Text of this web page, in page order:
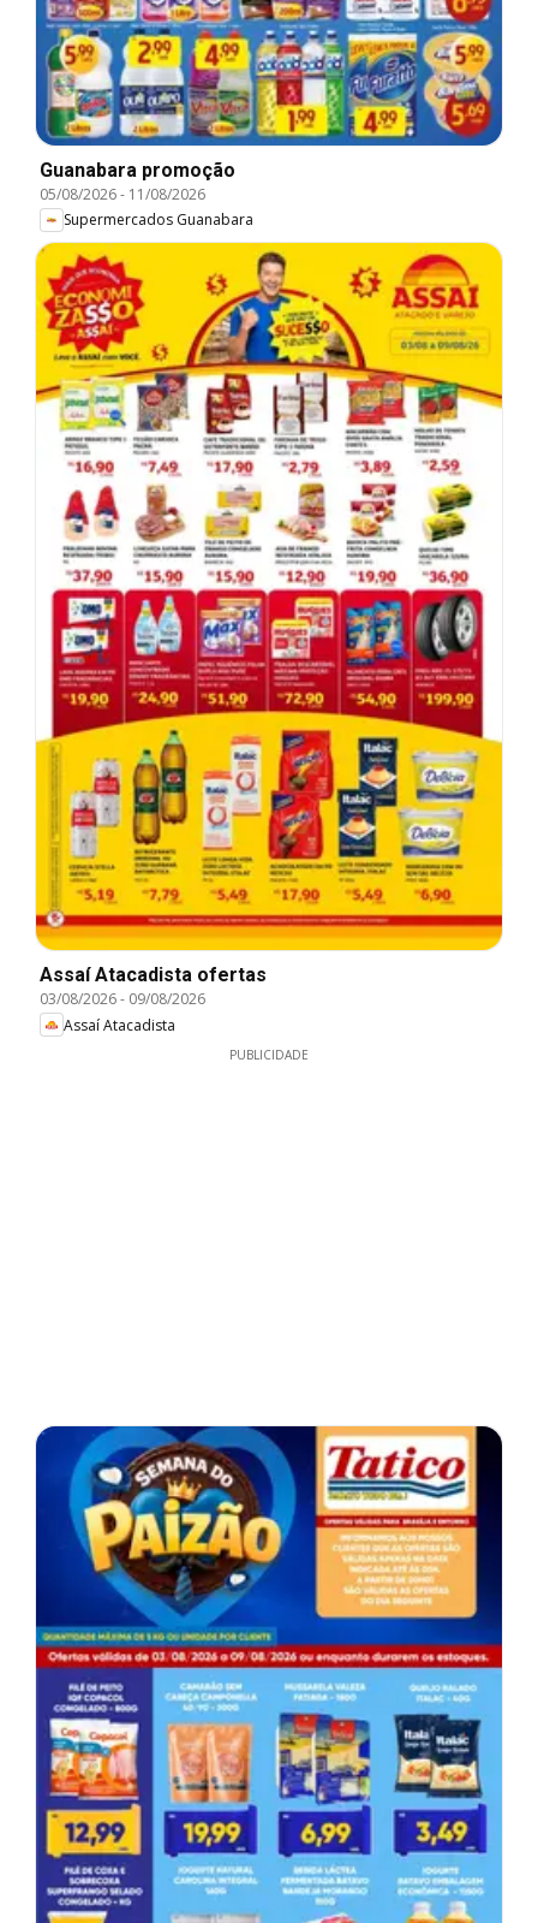
Guanabara promoção
05/08/2026- 11/08/2026
Supermercados Guanabara
Assaí Atacadista ofertas
03/08/2026- 09/08/2026
Assaí Atacadista
PUBLICIDADE